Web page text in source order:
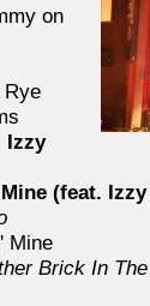
on
Rye
Izzy
(feat.
Mine
Brick In